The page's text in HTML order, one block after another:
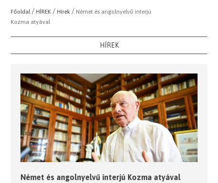
Főoldal /HÍREK /Hírek / Német és angolnyelvű interjú
Kozma atyával
HÍREK
Német és angolnyelvű interjú Kozma atyával